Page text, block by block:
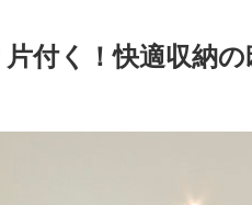
付く！快適収納の